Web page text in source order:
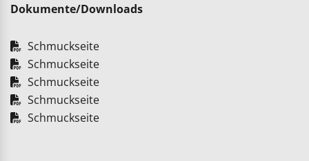
Dokumente/Downloads
Schmuckseite
Schmuckseite
Schmuckseite
Schmuckseite
Schmuckseite